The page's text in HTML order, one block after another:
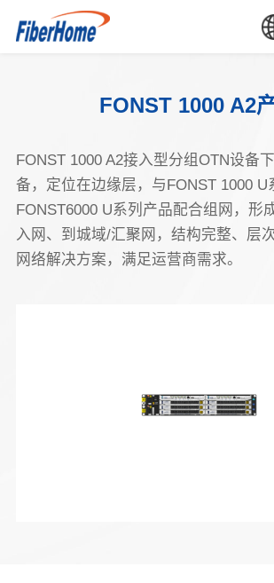
FONST 1000 A2
FONST 1000 A2接入型分组OTN设备
备，定位在边缘层，与FONST 1000 U
FONST6000 U系列产品配合组网，形
入网、到城域/汇聚网，结构完整、层
网络解决方案，满足运营商需求。